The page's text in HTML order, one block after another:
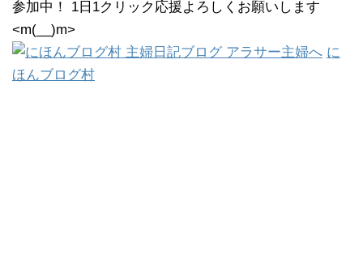
参加中！ 1日1クリック応援よろしくお願いします
<m(__)m>
に
ほんブログ村